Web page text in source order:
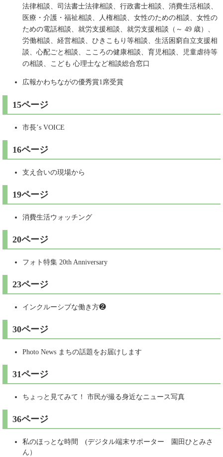
法律相談、司法書士法律相談、行政書士相談、消費生活相談、
医療・介護・福祉相談、人権相談、女性のための相談、女性の
ための電話相談、就労支援相談、就労支援相談（～ 49 歳）、
労働相談、経営相談、ひきこもり等相談、生活困窮自立支援相
談、心配ごと相談、こころの健康相談、育児相談、児童虐待等
の相談、こども 心理士など相談総合窓口
広報かわちながの優秀賞1席受賞
15ページ
市長’s VOICE
16ページ
支え合いの現場から
19ページ
消費生活ウォッチング
20ページ
フォト特集 20th Anniversary
23ページ
インクルーシブな働き方❷
30ページ
Photo News まちの話題をお届けします
31ページ
ちょっと見てみて！ 市民が撮る身近なニュース写真
36ページ
私のほっとな時間 (デジタル端末サポーター 園田ひとみさ
ん）